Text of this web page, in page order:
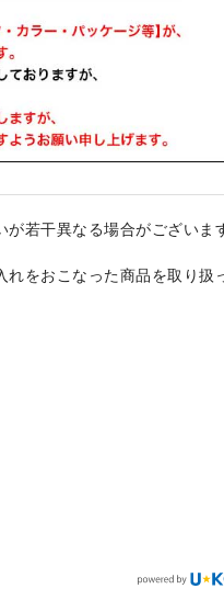
若干異なる場合がございま
をおこなった商品を取り扱